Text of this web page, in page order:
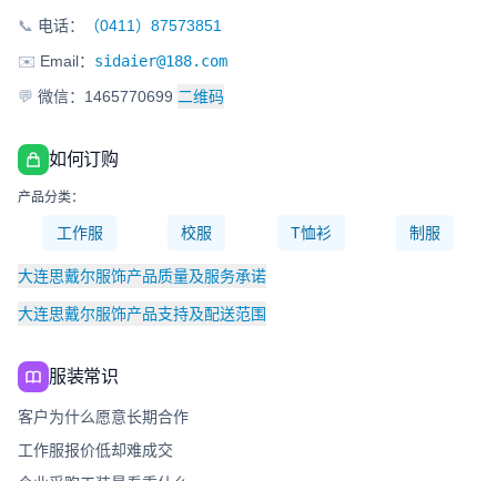
📞 电话：
（0411）87573851
✉️ Email： sidaier@188.com
💬 微信：1465770699 二维码
如何订购
产品分类：
工作服 校服 T恤衫 制服
大连思戴尔服饰产品质量及服务承诺
大连思戴尔服饰产品支持及配送范围
服装常识
客户为什么愿意长期合作
工作服报价低却难成交